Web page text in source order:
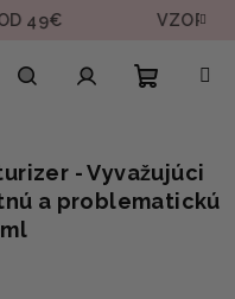
VZORKA V
košík
- Vyvažujúci
a problematickú